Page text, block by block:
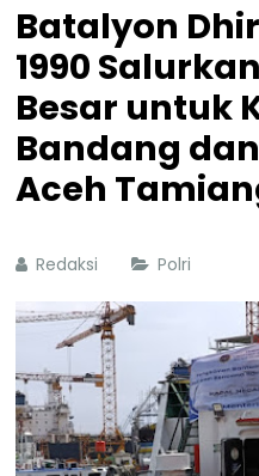
Batalyon
1990
Besar untuk
Bandang
Aceh
Redaksi Polri